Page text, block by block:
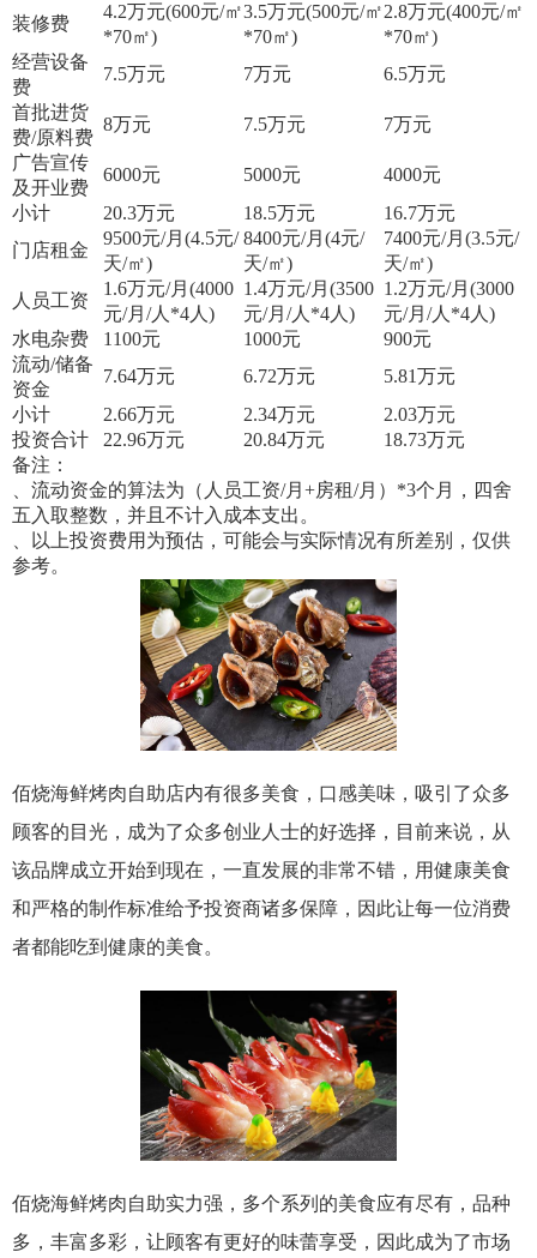
装修费
4.2万元(600元/㎡
*70㎡)
3.5万元(500元/㎡
*70㎡)
2.8万元(400元/㎡
*70㎡)
经营设备
费
7.5万元 7万元 6.5万元
首批进货
费/原料费
8万元 7.5万元 7万元
广告宣传
及开业费
6000元 5000元 4000元
小计
20.3万元 18.5万元 16.7万元
门店租金
9500元/月(4.5元/
天/㎡)
8400元/月(4元/
天/㎡)
7400元/月(3.5元/
天/㎡)
人员工资
1.6万元/月(4000
元/月/人*4人)
1.4万元/月(3500
元/月/人*4人)
1.2万元/月(3000
元/月/人*4人)
水电杂费
1100元 1000元 900元
流动/储备
资金
7.64万元 6.72万元 5.81万元
小计
2.66万元 2.34万元 2.03万元
投资合计
22.96万元 20.84万元 18.73万元
备注：
、流动资金的算法为（人员工资/月+房租/月）*3个月，四舍
五入取整数，并且不计入成本支出。
、以上投资费用为预估，可能会与实际情况有所差别，仅供
参考。
佰烧海鲜烤肉自助店内有很多美食，口感美味，吸引了众多
顾客的目光，成为了众多创业人士的好选择，目前来说，从
该品牌成立开始到现在，一直发展的非常不错，用健康美食
和严格的制作标准给予投资商诸多保障，因此让每一位消费
者都能吃到健康的美食。
佰烧海鲜烤肉自助实力强，多个系列的美食应有尽有，品种
多，丰富多彩，让顾客有更好的味蕾享受，因此成为了市场